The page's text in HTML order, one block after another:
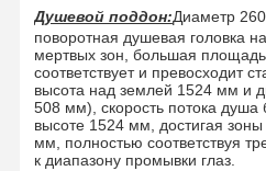
Душевой поддон:Диаметр
поворотная душевая головка
мертвых зон, большая площадь
соответствует и превосходит
высота над землей 1524 мм и
508 мм), скорость потока душа
высоте 1524 мм, достигая
мм, полностью соответствуя
к диапазону промывки глаз.